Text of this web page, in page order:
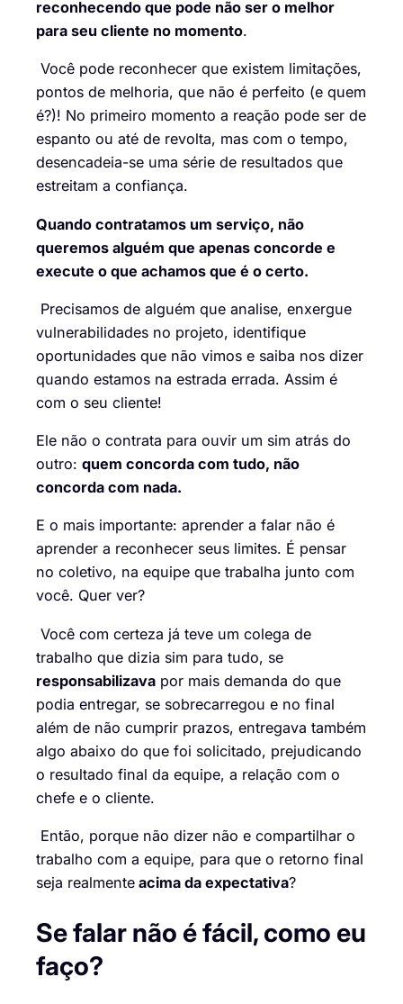
reconhecendo que pode não ser o melhor
para seu cliente no momento.
Você pode reconhecer que existem limitações,
pontos de melhoria, que não é perfeito (e quem
é?)! No primeiro momento a reação pode ser de
espanto ou até de revolta, mas com o tempo,
desencadeia-se uma série de resultados que
estreitam a confiança.
Quando contratamos um serviço, não
queremos alguém que apenas concorde e
execute o que achamos que é o certo.
Precisamos de alguém que analise, enxergue
vulnerabilidades no projeto, identifique
oportunidades que não vimos e saiba nos dizer
quando estamos na estrada errada. Assim é
com o seu cliente!
Ele não o contrata para ouvir um sim atrás do
outro: quem concorda com tudo, não
concorda com nada.
E o mais importante: aprender a falar não é
aprender a reconhecer seus limites. É pensar
no coletivo, na equipe que trabalha junto com
você. Quer ver?
Você com certeza já teve um colega de
trabalho que dizia sim para tudo, se
responsabilizava por mais demanda do que
podia entregar, se sobrecarregou e no final
além de não cumprir prazos, entregava também
algo abaixo do que foi solicitado, prejudicando
o resultado final da equipe, a relação com o
chefe e o cliente.
Então, porque não dizer não e compartilhar o
trabalho com a equipe, para que o retorno final
seja realmente acima da expectativa?
Se falar não é fácil, como eu
faço?